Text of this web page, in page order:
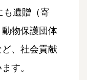
も遺贈（寄
物保護団体
、社会貢献
す。